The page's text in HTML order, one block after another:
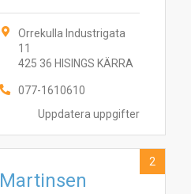
Uppdatera uppgifter
Orrekulla Industrigata
11
425 36 HISINGS KÄRRA
077-1610610
Martinsen
2